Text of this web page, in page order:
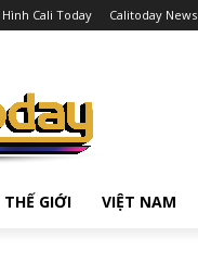
Cali Today Calitoday News
THẾ GIỚI VIỆT NAM